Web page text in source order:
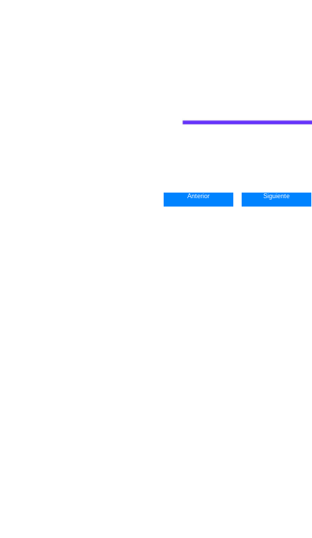
Anterior Siguiente